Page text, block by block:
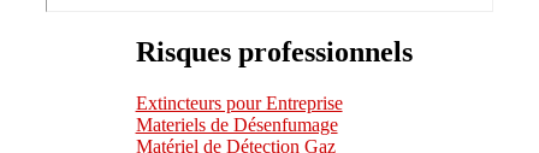
Risques professionnels
Extincteurs pour Entreprise
Materiels de Désenfumage
Matériel de Détection Gaz